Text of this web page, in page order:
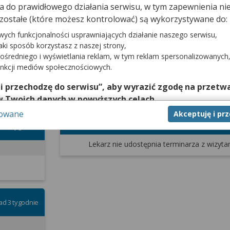
Terminy od dnia
Wizyta NFZ -
3 tygodnie
Lekarz nie udostępnia terminarza z
do prawidłowego działania serwisu, w tym zapewnienia
(które możesz kontrolować) są wykorzystywane do:
funkcjonalności usprawniających działanie naszego serwisu,
sposób korzystasz z naszej strony,
i wyświetlania reklam, w tym reklam spersonalizowanych,
mediów społecznościowych.
przechodzę do serwisu”, aby wyrazić zgodę na
danych w powyższych celach.
zgody jest dobrowolne, a wyrażoną zgodę możesz w
na przetwarzanie Twoich danych tylko w niektórych
lub chcesz przeprowadzić konfigurację szczegółową, to
zaawansowanych”.
Akceptuję i